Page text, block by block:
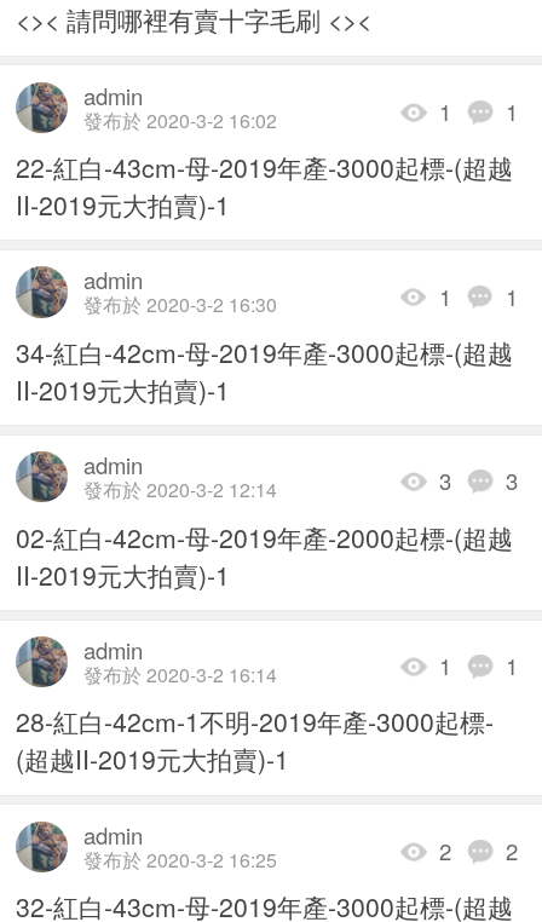
<>< 請問哪裡有賣十字毛刷 <><
1 1
admin
發布於 2020-3-2 16:02
22-紅白-43cm-母-2019年產-3000起標-(超越
II-2019元大拍賣)-1
1 1
admin
發布於 2020-3-2 16:30
34-紅白-42cm-母-2019年產-3000起標-(超越
II-2019元大拍賣)-1
3 3
admin
發布於 2020-3-2 12:14
02-紅白-42cm-母-2019年產-2000起標-(超越
II-2019元大拍賣)-1
1 1
admin
發布於 2020-3-2 16:14
28-紅白-42cm-1不明-2019年產-3000起標-
(超越II-2019元大拍賣)-1
2 2
admin
發布於 2020-3-2 16:25
32-紅白-43cm-母-2019年產-3000起標-(超越